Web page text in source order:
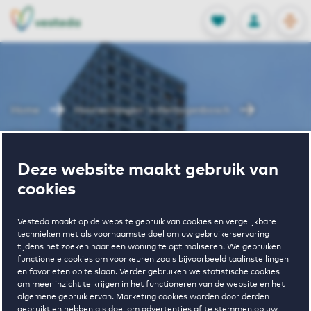
Deze website maakt gebruik van
cookies
Vesteda maakt op de website gebruik van cookies en vergelijkbare
technieken met als voornaamste doel om uw gebruikerservaring
tijdens het zoeken naar een woning te optimaliseren. We gebruiken
functionele cookies om voorkeuren zoals bijvoorbeeld taalinstellingen
en favorieten op te slaan. Verder gebruiken we statistische cookies
om meer inzicht te krijgen in het functioneren van de website en het
algemene gebruik ervan. Marketing cookies worden door derden
FAVORIETEN
Opgeslagen
INLOGGEN
NL
EN
Home Huurwoningen 's Hertogenbosch
Jheronimus
Wonen in
Jheronimus